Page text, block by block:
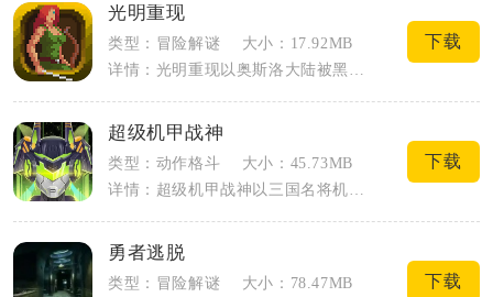
光明重现
类型：冒险解谜
大小：17.92MB
下载
超级机甲战神
类型：动作格斗
大小：45.73MB
下载
勇者逃脱
类型：冒险解谜
大小：78.47MB
下载